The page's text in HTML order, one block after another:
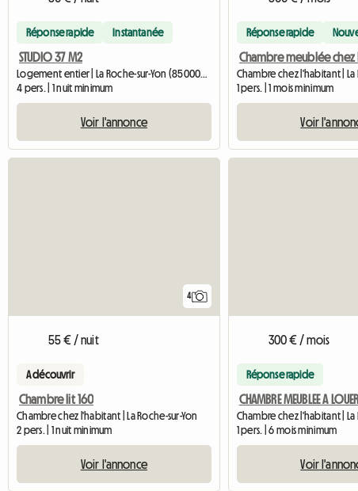
Réponse rapide Instantanée
STUDIO 37 M2
Logement entier | La Roche-sur-Yon (85000) | 36 M2
4 pers. | 1 nuit minimum
Voir l'annonce
Réponse rapide
1 pers. | 1 mois minimum
Voir
4
55 € / nuit
A découvrir
Chambre lit 160
Chambre chez l'habitant | La Roche-sur-Yon
2 pers. | 1 nuit minimum
Voir l'annonce
300 € / mois
Réponse rapide
CHAMBRE MEUBLEE A LOUER
1 pers. | 6 mois minimum
Voir